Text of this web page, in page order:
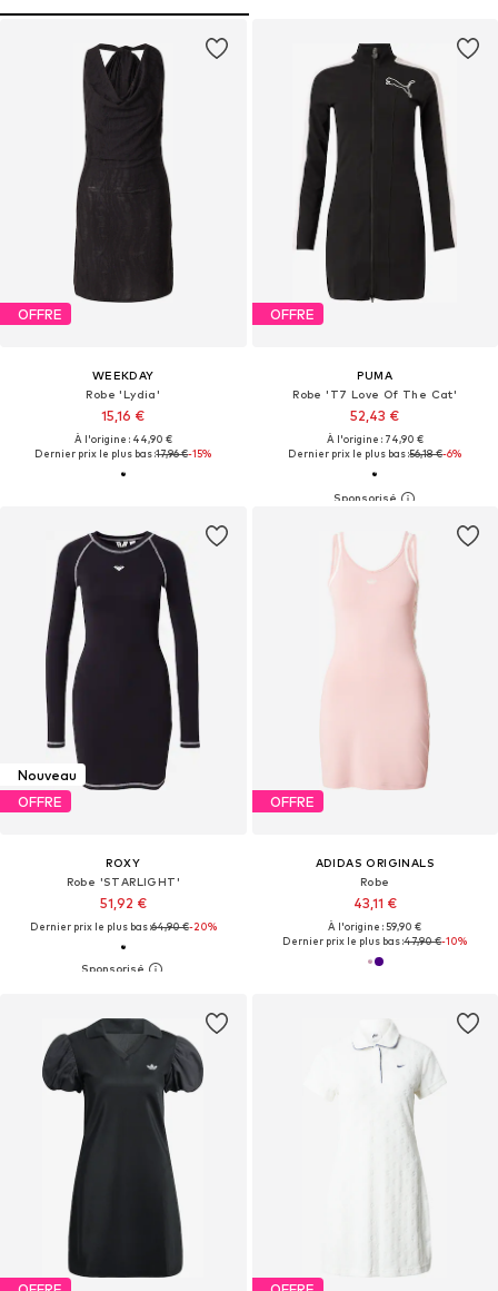
OFFRE
WEEKDAY
Robe 'Lydia'
15,16 €
À l'origine : 44,90 €
Dernier prix le plus bas :17,96 €-15%
OFFRE
PUMA
Robe 'T7 Love Of The Cat'
52,43 €
À l'origine : 74,90 €
Dernier prix le plus bas :56,18 €-6%
Nouveau
OFFRE
ROXY
Robe 'STARLIGHT'
51,92 €
Dernier prix le plus bas :64,90 €-20%
OFFRE
ADIDAS ORIGINALS
Robe
43,11 €
À l'origine : 59,90 €
Dernier prix le plus bas :47,90 €-10%